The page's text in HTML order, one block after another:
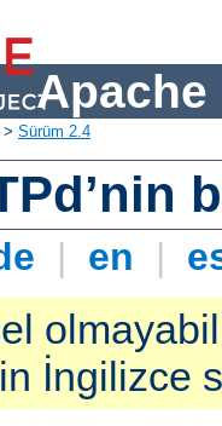
Apache
> Sürüm 2.4
| en |
İngilizce